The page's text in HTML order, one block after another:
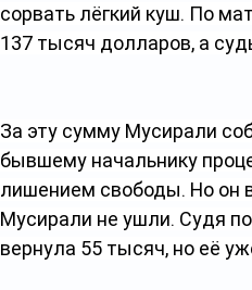
сорвать лёгкий куш. По
137 тысяч долларов, а
За эту сумму Мусирали
бывшему начальнику
лишением свободы. Но он
Мусирали не ушли. Судя
вернула 55 тысяч, но её